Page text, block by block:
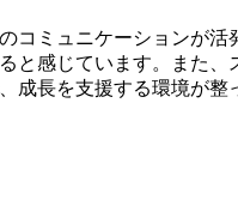
コミュニケーションが活
と感じています。また、
成長を支援する環境が整